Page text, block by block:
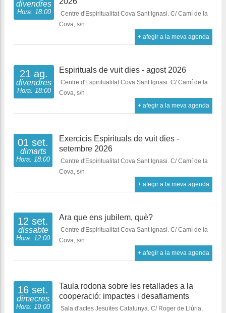
divendres
Hora: 18:00
Centre d'Espiritualitat Cova Sant Ignasi. C/ Camí de la
Cova, s/n
+ afegir a la meva agenda
21 ag.
divendres
Hora: 18:00
Espirituals de vuit dies - agost 2026
Centre d'Espiritualitat Cova Sant Ignasi. C/ Camí de la
Cova, s/n
+ afegir a la meva agenda
01 set.
dimarts
Hora: 18:00
Exercicis Espirituals de vuit dies -
setembre 2026
Centre d'Espiritualitat Cova Sant Ignasi. C/ Camí de la
Cova, s/n
+ afegir a la meva agenda
12 set.
dissabte
Hora: 12:00
Ara que ens jubilem, què?
Centre d'Espiritualitat Cova Sant Ignasi. C/ Camí de la
Cova, s/n
+ afegir a la meva agenda
16 set.
dimecres
Hora: 19:00
Taula rodona sobre les retallades a la
cooperació: impactes i desafiaments
Sala d'actes Jesuïtes Catalunya. C/ Roger de Llúria,